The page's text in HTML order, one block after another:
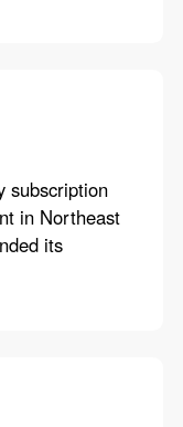
subscription
in Northeast
its